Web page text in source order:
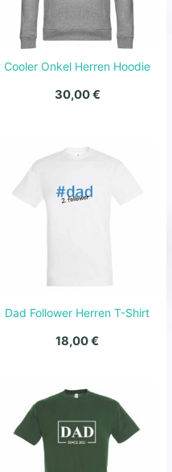
Cooler Onkel Herren Hoodie
30,00€
Dad Follower Herren T-Shirt
18,00€